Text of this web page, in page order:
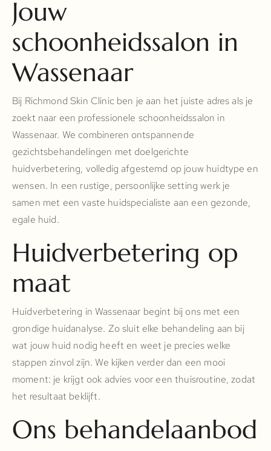
Jouw
schoonheidssalon in
Wassenaar
Bij Richmond Skin Clinic ben je aan het juiste adres als je
zoekt naar een professionele schoonheidssalon in
Wassenaar. We combineren ontspannende
gezichtsbehandelingen met doelgerichte
huidverbetering, volledig afgestemd op jouw huidtype en
wensen. In een rustige, persoonlijke setting werk je
samen met een vaste huidspecialiste aan een gezonde,
egale huid.
Huidverbetering op
maat
Huidverbetering in Wassenaar begint bij ons met een
grondige huidanalyse. Zo sluit elke behandeling aan bij
wat jouw huid nodig heeft en weet je precies welke
stappen zinvol zijn. We kijken verder dan een mooi
moment: je krijgt ook advies voor een thuisroutine, zodat
het resultaat beklijft.
Ons behandelaanbod